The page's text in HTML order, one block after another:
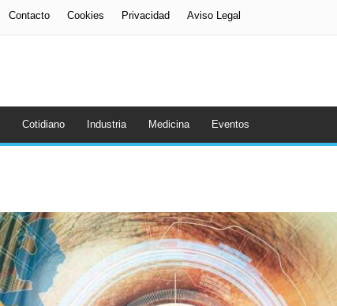
Contacto Cookies Privacidad Aviso Legal
Cotidiano Industria Medicina Eventos